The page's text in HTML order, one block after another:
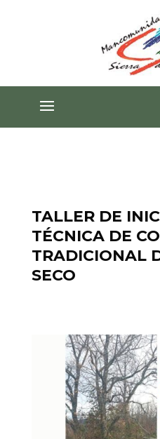
TALLER DE
TÉCNICA DE
TRADICIONAL
SECO